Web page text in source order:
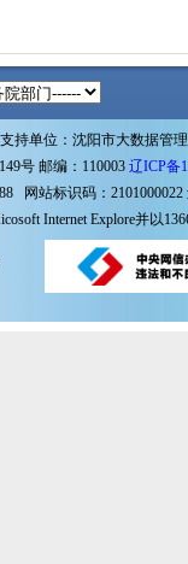
持单位：沈阳市大数据管
号 邮编：110003 辽ICP备
网站标识码：2101000022
Internet Explore并以